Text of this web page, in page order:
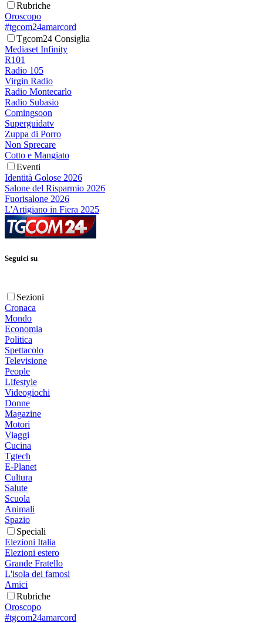
Rubriche
Oroscopo
#tgcom24amarcord
Tgcom24 Consiglia
Mediaset Infinity
R101
Radio 105
Virgin Radio
Radio Montecarlo
Radio Subasio
Comingsoon
Superguidatv
Zuppa di Porro
Non Sprecare
Cotto e Mangiato
Eventi
Identità Golose 2026
Salone del Risparmio 2026
Fuorisalone 2026
L'Artigiano in Fiera 2025
Seguici su
Sezioni
Cronaca
Mondo
Economia
Politica
Spettacolo
Televisione
People
Lifestyle
Videogiochi
Donne
Magazine
Motori
Viaggi
Cucina
Tgtech
E-Planet
Cultura
Salute
Scuola
Animali
Spazio
Speciali
Elezioni Italia
Elezioni estero
Grande Fratello
L'isola dei famosi
Amici
Rubriche
Oroscopo
#tgcom24amarcord